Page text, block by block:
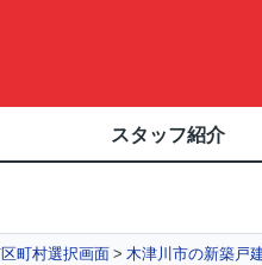
スタッフ紹介
町村選択画面 木津川市の新築戸